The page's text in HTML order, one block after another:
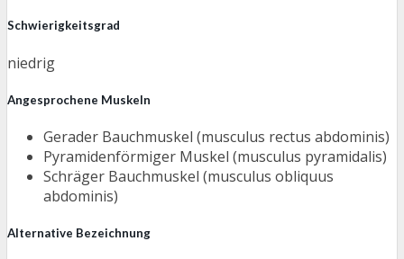
Schwierigkeitsgrad
niedrig
Angesprochene Muskeln
Gerader Bauchmuskel (musculus rectus abdominis)
Pyramidenförmiger Muskel (musculus pyramidalis)
Schräger Bauchmuskel (musculus obliquus
abdominis)
Alternative Bezeichnung